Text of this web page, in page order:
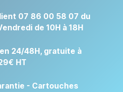
07 86 00 58 07 du
de 10H à 18H
24/48H, gratuite à
HT
- Cartouches